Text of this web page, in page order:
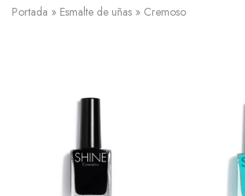
Portada » Esmalte de uñas » Cremoso